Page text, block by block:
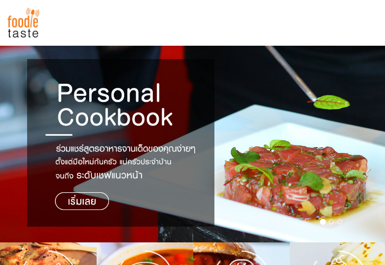
สูตรอาหาร
สูตรอาหารล่าสุด
Top Foodie
พาไปชิม
สารพันก้นครัว
เคล็ดลับน่ารู้
เปรียบเทียบหน่วยการตวง
เปรียบเทียบอุณหภูมิ
เปรียบเทียบน้ำหนักวัตถุดิบ
ชั่งตวงเนย
FoodPedia
สร้าง Cookbook